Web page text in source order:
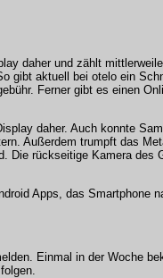
daher und zählt
gibt aktuell bei otelo ein
Ferner gibt es einen
daher. Auch konnte
Außerdem trumpft das
Die rückseitige Kamera des
Apps, das Smartphone
Einmal in der Woche
folgen.